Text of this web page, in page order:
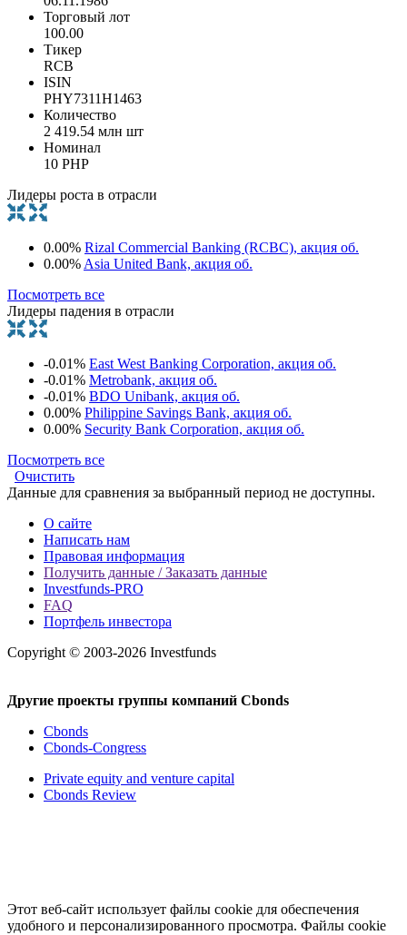
Торговый лот
100.00
Тикер
RCB
ISIN
PHY7311H1463
Количество
2 419.54 млн шт
Номинал
10 PHP
Лидеры роста в отрасли
0.00% Rizal Commercial Banking (RCBC), акция об.
0.00% Asia United Bank, акция об.
Посмотреть все
Лидеры падения в отрасли
-0.01% East West Banking Corporation, акция об.
-0.01% Metrobank, акция об.
-0.01% BDO Unibank, акция об.
0.00% Philippine Savings Bank, акция об.
0.00% Security Bank Corporation, акция об.
Посмотреть все
Очистить
Данные для сравнения за выбранный период не доступны.
О сайте
Написать нам
Правовая информация
Получить данные / Заказать данные
Investfunds-PRO
FAQ
Портфель инвестора
Copyright © 2003-2026 Investfunds
Другие проекты группы компаний Cbonds
Cbonds
Cbonds-Congress
Private equity and venture capital
Cbonds Review
Этот веб-сайт использует файлы cookie для обеспечения
удобного и персонализированного просмотра. Файлы cookie